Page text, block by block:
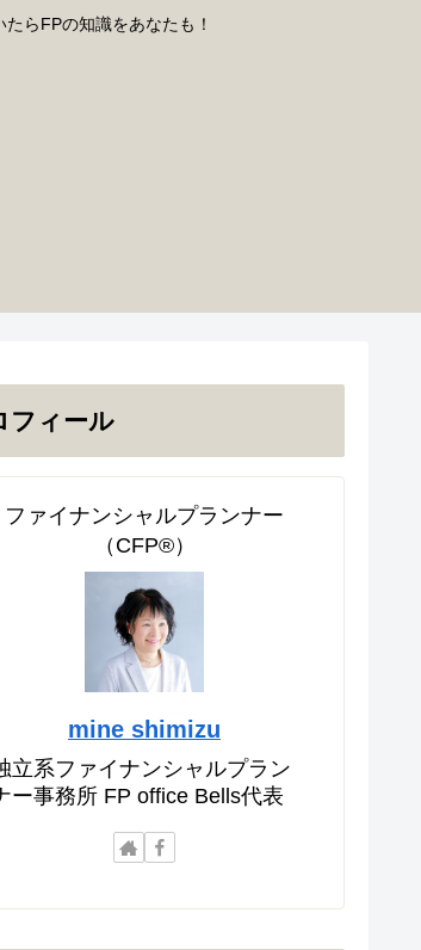
らFPの知識をあなたも！
フィール
ファイナンシャルプランナー
（CFP®）
mine shimizu
立系ファイナンシャルプラン
ー事務所 FP office Bells代表